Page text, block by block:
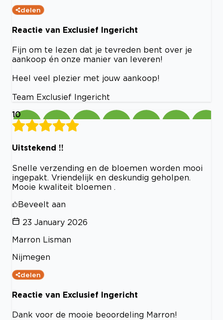
delen
Reactie van Exclusief Ingericht
Fijn om te lezen dat je tevreden bent over je
aankoop én onze manier van leveren!
Heel veel plezier met jouw aankoop!
Team Exclusief Ingericht
10
Uitstekend !!
Snelle verzending en de bloemen worden mooi
ingepakt. Vriendelijk en deskundig geholpen.
Mooie kwaliteit bloemen .
Beveelt aan
23 January 2026
Marron Lisman
Nijmegen
delen
Reactie van Exclusief Ingericht
Dank voor de mooie beoordeling Marron!